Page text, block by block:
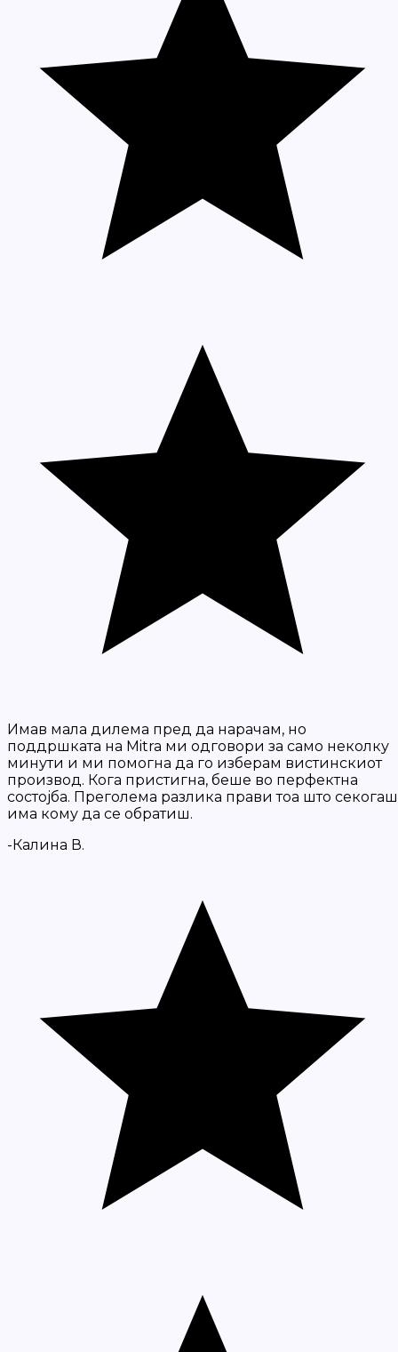
Имав мала дилема пред да нарачам, но
поддршката на Mitra ми одговори за само неколку
минути и ми помогна да го изберам вистинскиот
производ. Кога пристигна, беше во перфектна
состојба. Преголема разлика прави тоа што секогаш
има кому да се обратиш.
-Калина В.